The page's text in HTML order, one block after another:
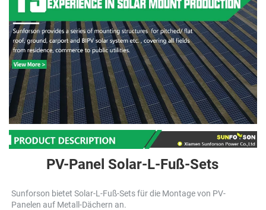
PV-Panel Solar-L-Fuß-Sets
Sunforson bietet Solar-L-Fuß-Sets für die Montage von PV-
Panelen auf Metall-Dächern an.